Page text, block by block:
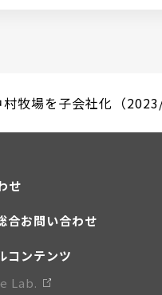
牧場を子会社化（
せ
合お問い合わせ
コンテンツ
Lab.